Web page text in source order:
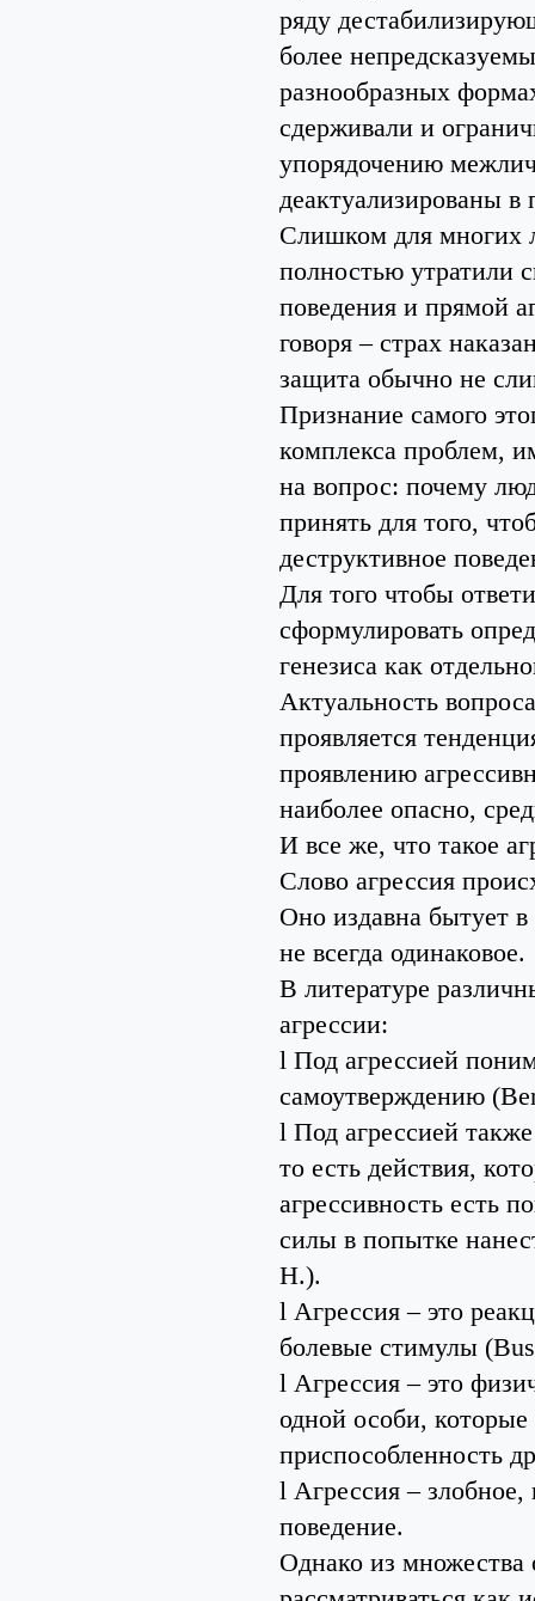
ряду
более
разнообразных
сдерживали и
упорядочению
деактуализированы в
Слишком для многих
полностью утратили
поведения и прямой
говоря – страх
защита обычно не
Признание самого
комплекса проблем,
на вопрос: почему
принять для того,
деструктивное
Для того чтобы
сформулировать
генезиса как
Актуальность
проявляется
проявлению
наиболее опасно,
И все же, что такое
Слово агрессия
Оно издавна бытует
не всегда одинаковое.
В литературе
агрессии:
l Под агрессией
самоутверждению
l Под агрессией
то есть действия,
агрессивность есть
силы в попытке
H.).
l Агрессия – это
болевые стимулы
l Агрессия – это
одной особи,
приспособленность
l Агрессия –
поведение.
Однако из множества